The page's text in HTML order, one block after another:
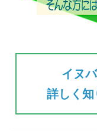
イヌ
詳しく